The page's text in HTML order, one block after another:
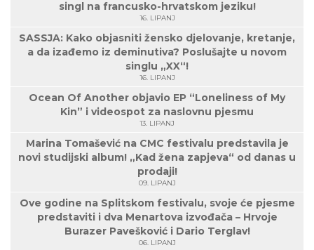
singl na francusko-hrvatskom jeziku!
16. LIPANJ
SASSJA: Kako objasniti žensko djelovanje, kretanje,
a da izađemo iz deminutiva? Poslušajte u novom
singlu „XX“!
16. LIPANJ
Ocean Of Another objavio EP “Loneliness of My
Kin” i videospot za naslovnu pjesmu
13. LIPANJ
Marina Tomašević na CMC festivalu predstavila je
novi studijski album! „Kad žena zapjeva“ od danas u
prodaji!
09. LIPANJ
Ove godine na Splitskom festivalu, svoje će pjesme
predstaviti i dva Menartova izvođača – Hrvoje
Burazer Pavešković i Dario Terglav!
06. LIPANJ